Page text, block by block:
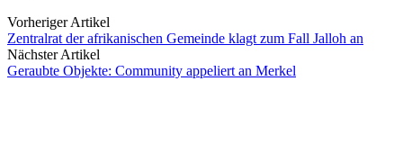
Vorheriger Artikel
Zentralrat der afrikanischen Gemeinde klagt zum Fall Jalloh an
Nächster Artikel
Geraubte Objekte: Community appeliert an Merkel